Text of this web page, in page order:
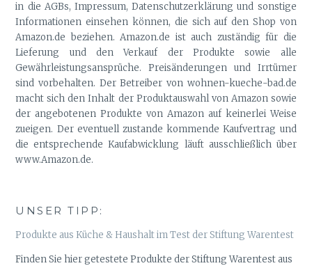
in die AGBs, Impressum, Datenschutzerklärung und sonstige
Informationen einsehen können, die sich auf den Shop von
Amazon.de beziehen. Amazon.de ist auch zuständig für die
Lieferung und den Verkauf der Produkte sowie alle
Gewährleistungsansprüche. Preisänderungen und Irrtümer
sind vorbehalten. Der Betreiber von wohnen-kueche-bad.de
macht sich den Inhalt der Produktauswahl von Amazon sowie
der angebotenen Produkte von Amazon auf keinerlei Weise
zueigen. Der eventuell zustande kommende Kaufvertrag und
die entsprechende Kaufabwicklung läuft ausschließlich über
www.Amazon.de.
UNSER TIPP:
Produkte aus Küche & Haushalt im Test der Stiftung Warentest
Finden Sie hier getestete Produkte der Stiftung Warentest aus